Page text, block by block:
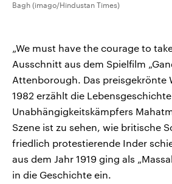
Bagh (imago/Hindustan Times)
„We must have the courage to
Ausschnitt aus dem Spielfilm
Attenborough. Das preisgekrönte
1982 erzählt die
Unabhängigkeitskämpfers
Szene ist zu sehen, wie britische
friedlich protestierende Inder
aus dem Jahr 1919 ging als
in die Geschichte ein.